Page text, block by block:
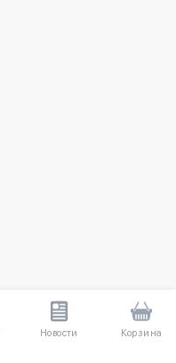
Новости Корзина